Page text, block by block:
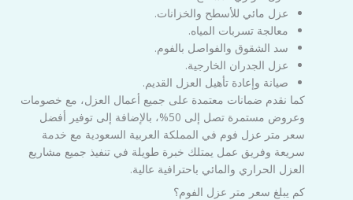
عزل مائي للأسطح والخزانات.
معالجة تسربات المياه.
سد الشقوق والفواصل بالفوم.
عزل الجدران الخارجية.
صيانة وإعادة تأهيل العزل القديم.
كما نقدم ضمانات معتمدة على جميع أعمال العزل، مع خصومات
وعروض مستمرة تصل إلى 50%، بالإضافة إلى توفير أفضل
سعر متر عزل فوم في المملكة العربية السعودية مع خدمة
سريعة وفريق عمل يمتلك خبرة طويلة في تنفيذ جميع مشاريع
العزل الحراري والمائي باحترافية عالية.
كم يبلغ سعر متر عزل الفوم؟